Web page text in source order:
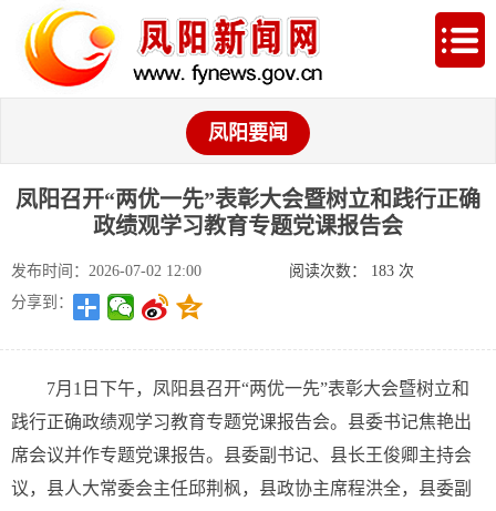
凤阳要闻
凤阳召开“两优一先”表彰大会暨树立和践行正确
政绩观学习教育专题党课报告会
发布时间：2026-07-02 12:00 阅读次数： 183 次
分享到：
7月1日下午，凤阳县召开“两优一先”表彰大会暨树立和
践行正确政绩观学习教育专题党课报告会。县委书记焦艳出
席会议并作专题党课报告。县委副书记、县长王俊卿主持会
议，县人大常委会主任邱荆枫，县政协主席程洪全，县委副